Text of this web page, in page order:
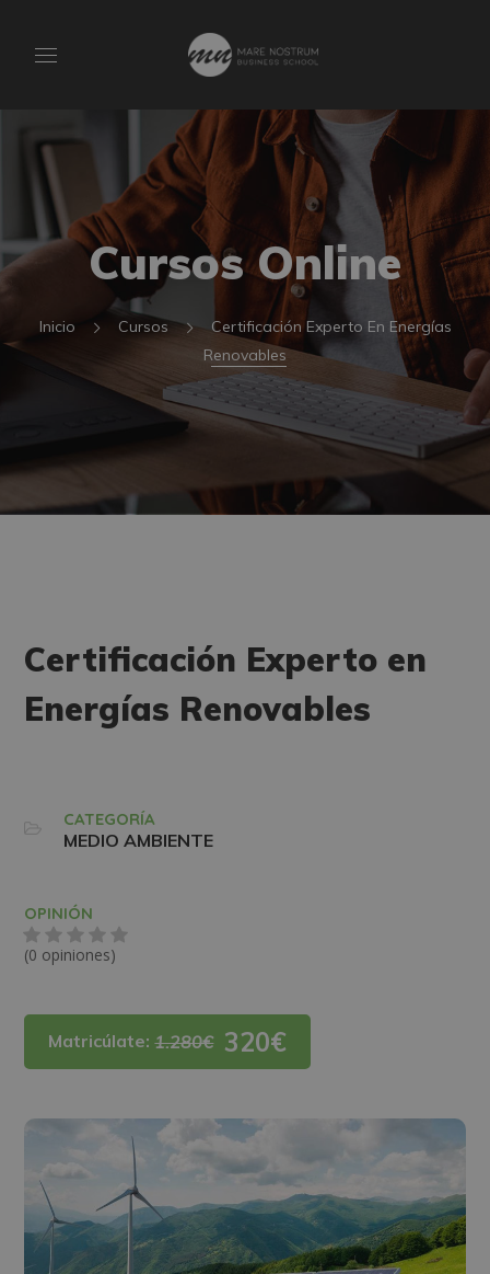
Cursos Online
Inicio Cursos
Certificación Experto En Energías
Renovables
Certificación Experto en
Energías Renovables
CATEGORÍA
MEDIO AMBIENTE
OPINIÓN
(0 opiniones)
Matricúlate:1.280€ 320€